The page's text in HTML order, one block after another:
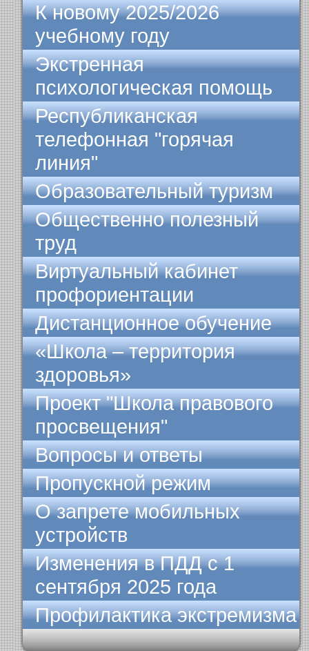
К новому 2025/2026
учебному году
Экстренная
психологическая помощь
Республиканская
телефонная "горячая
линия"
Образовательный туризм
Общественно полезный
труд
Виртуальный кабинет
профориентации
Дистанционное обучение
«Школа – территория
здоровья»
Проект "Школа правового
просвещения"
Вопросы и ответы
Пропускной режим
О запрете мобильных
устройств
Изменения в ПДД с 1
сентября 2025 года
Профилактика экстремизма